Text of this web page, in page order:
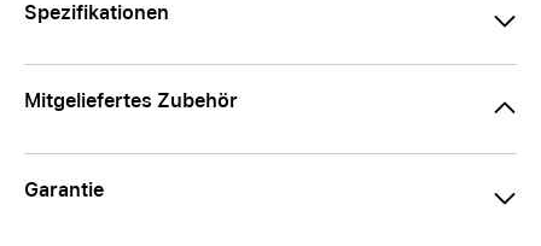
Spezifikationen
Mitgeliefertes Zubehör
Garantie